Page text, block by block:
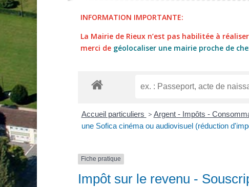
INFORMATION IMPORTANTE:
La Mairie de Rieux n’est pas habilitée à
merci de géolocaliser une mairie proche de
Accueil particuliers > Argent - Impôts -
une Sofica cinéma ou audiovisuel (réduction
Fiche pratique
Impôt sur le revenu -